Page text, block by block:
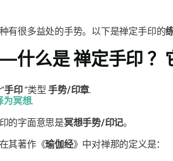
有很多益处的手势。以下是禅定手印的
什么是禅定手印 ？
手印”类型手势/印章.
为冥想.
的字面意思是冥想手势/印记。
在其著作《瑜伽经》中对禅那的定义是：